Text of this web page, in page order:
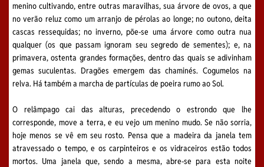
menino cultivando, entre outras maravilhas, sua árvore de ovos, a que
no verão reluz como um arranjo de pérolas ao longe; no outono, deita
cascas ressequidas; no inverno, põe-se uma árvore como outra nua
qualquer (os que passam ignoram seu segredo de sementes); e, na
primavera, ostenta grandes formações, dentro das quais se adivinham
gemas suculentas. Dragões emergem das chaminés. Cogumelos na
relva. Há também a marcha de partículas de poeira rumo ao Sol.
O relâmpago cai das alturas, precedendo o estrondo que lhe
corresponde, move a terra, e eu vejo um menino mudo. Se não sorria,
hoje menos se vê em seu rosto. Pensa que a madeira da janela tem
atravessado o tempo, e os carpinteiros e os vidraceiros estão todos
mortos. Uma janela que, sendo a mesma, abre-se para esta noite